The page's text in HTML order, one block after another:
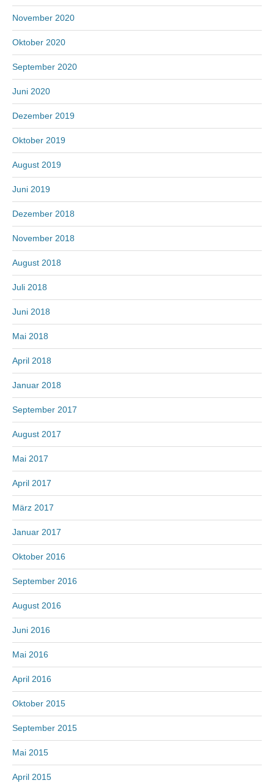
November 2020
Oktober 2020
September 2020
Juni 2020
Dezember 2019
Oktober 2019
August 2019
Juni 2019
Dezember 2018
November 2018
August 2018
Juli 2018
Juni 2018
Mai 2018
April 2018
Januar 2018
September 2017
August 2017
Mai 2017
April 2017
März 2017
Januar 2017
Oktober 2016
September 2016
August 2016
Juni 2016
Mai 2016
April 2016
Oktober 2015
September 2015
Mai 2015
April 2015